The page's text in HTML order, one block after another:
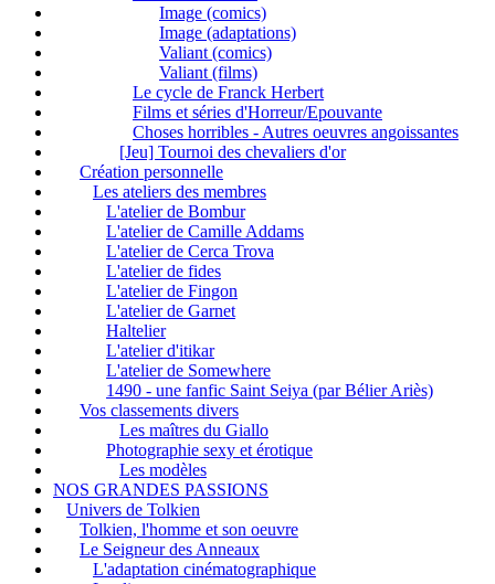
Image (comics)
Image (adaptations)
Valiant (comics)
Valiant (films)
Le cycle de Franck Herbert
Films et séries d'Horreur/Epouvante
Choses horribles - Autres oeuvres angoissantes
[Jeu] Tournoi des chevaliers d'or
Création personnelle
Les ateliers des membres
L'atelier de Bombur
L'atelier de Camille Addams
L'atelier de Cerca Trova
L'atelier de fides
L'atelier de Fingon
L'atelier de Garnet
Haltelier
L'atelier d'itikar
L'atelier de Somewhere
1490 - une fanfic Saint Seiya (par Bélier Ariès)
Vos classements divers
Les maîtres du Giallo
Photographie sexy et érotique
Les modèles
NOS GRANDES PASSIONS
Univers de Tolkien
Tolkien, l'homme et son oeuvre
Le Seigneur des Anneaux
L'adaptation cinématographique